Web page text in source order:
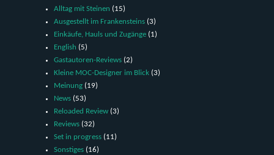
Alltag mit Steinen (15)
Ausgestellt im Frankensteins (3)
Einkäufe, Hauls und Zugänge (1)
English (5)
Gastautoren-Reviews (2)
Kleine MOC-Designer im Blick (3)
Meinung (19)
News (53)
Reloaded Review (3)
Reviews (32)
Set in progress (11)
Sonstiges (16)